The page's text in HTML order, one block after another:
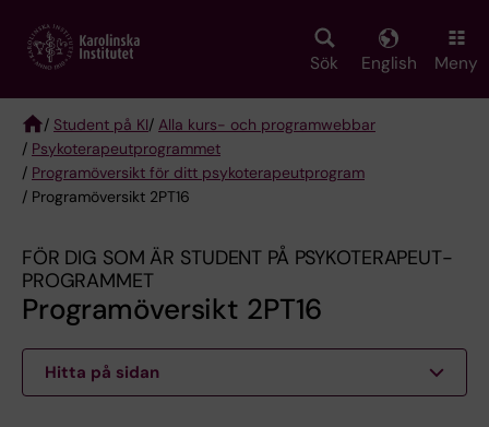
main
Sök English Meny
Breadcrumb
/ Student på KI/ Alla kurs- och programwebbar
/ Psykoterapeut­programmet
/ Programöversikt för ditt psykoterapeutprogram
/ Programöversikt 2PT16
FÖR DIG SOM ÄR STUDENT PÅ PSYKOTERAPEUT­
PROGRAMMET
Programöversikt 2PT16
Hitta på sidan